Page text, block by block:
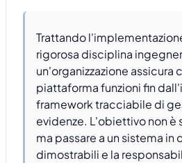
Trattando
rigorosa disciplina
un'organizzazione assicura
piattaforma funzioni fin
framework tracciabile di
evidenze. L'obiettivo non è
ma passare a un sistema in
dimostrabili e la